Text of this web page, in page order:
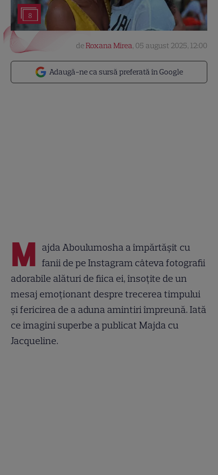
8
Adaugă-ne ca sursă preferată în Google
deRoxana Mirea, 05 august 2025, 12:00
M ajda Aboulumosha a împărtășit cu
fanii de pe Instagram câteva fotografii
adorabile alături de fiica ei, însoțite de un
mesaj emoționant despre trecerea timpului
și fericirea de a aduna amintiri împreună. Iată
ce imagini superbe a publicat Majda cu
Jacqueline.